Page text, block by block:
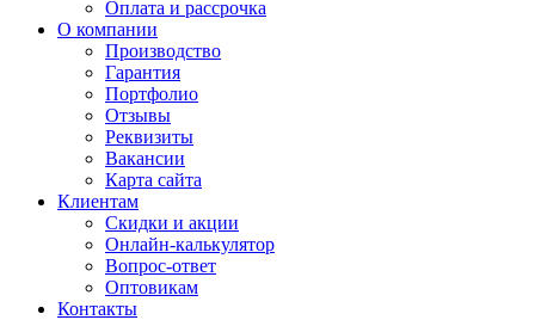
Оплата и рассрочка
О компании
Производство
Гарантия
Портфолио
Отзывы
Реквизиты
Вакансии
Карта сайта
Клиентам
Скидки и акции
Онлайн-калькулятор
Вопрос-ответ
Оптовикам
Контакты